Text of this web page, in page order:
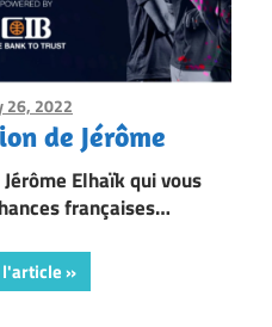
26, 2022
de Jérôme
Elhaïk qui vous
françaises…
l'article